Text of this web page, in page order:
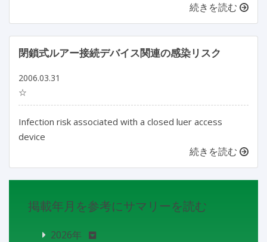
続きを読む
閉鎖式ルアー接続デバイス関連の感染リスク
2006.03.31
☆
Infection risk associated with a closed luer access
device
続きを読む
掲載年月を参考にサマリーを読む
2026年